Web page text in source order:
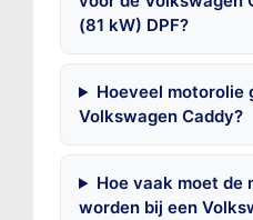
(81 kW) DPF?
Hoeveel motorolie
Volkswagen Caddy?
Hoe vaak moet
worden bij een